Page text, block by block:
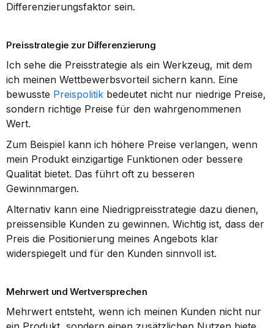
Differenzierungsfaktor sein.
Preisstrategie zur Differenzierung
Ich sehe die Preisstrategie als ein Werkzeug, mit dem
ich meinen Wettbewerbsvorteil sichern kann. Eine
bewusste Preispolitik bedeutet nicht nur niedrige Preise,
sondern richtige Preise für den wahrgenommenen
Wert.
Zum Beispiel kann ich höhere Preise verlangen, wenn
mein Produkt einzigartige Funktionen oder bessere
Qualität bietet. Das führt oft zu besseren
Gewinnmargen.
Alternativ kann eine Niedrigpreisstrategie dazu dienen,
preissensible Kunden zu gewinnen. Wichtig ist, dass der
Preis die Positionierung meines Angebots klar
widerspiegelt und für den Kunden sinnvoll ist.
Mehrwert und Wertversprechen
Mehrwert entsteht, wenn ich meinen Kunden nicht nur